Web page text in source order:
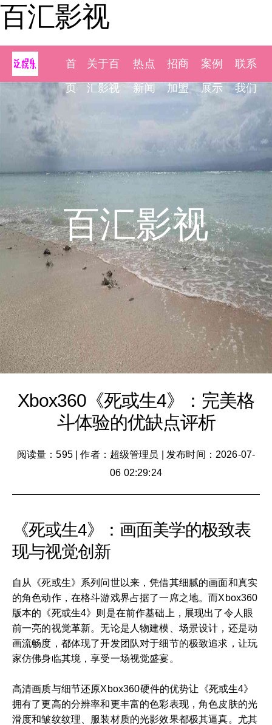
百汇影视
首
页
关于百
汇影视
热点
新闻
招商
加盟
案例
展示
联系
我们
百汇影视
Xbox360《死或生4》：完美格
斗体验的优缺点评析
阅读量：595|作者：超级管理员
发布时间：2026-07-
06 02:29:24
《死或生4》：画面美学的极致表
现与视觉创新
自从《死或生》系列问世以来，凭借其细腻的画面和真实
的角色动作，在格斗游戏界占据了一席之地。而Xbox360
版本的《死或生4》则是在前作基础上，展现出了令人眼
前一亮的视觉革新。无论是人物建模、场景设计，还是动
画流畅度，都体现了开发团队对于细节的极致追求，让玩
家仿佛身临其境，享受一场视觉盛宴。
高清画质与细节还原Xbox360硬件的优势让《死或生4》
拥有了更高的分辨率和更丰富的色彩表现，角色皮肤的光
滑度和皱纹纹理、服装材质的光影效果都极其逼真。尤其